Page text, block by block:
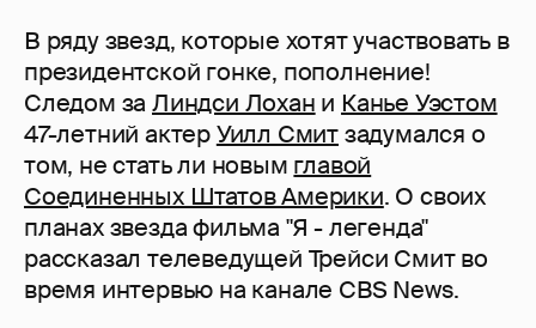
В ряду звезд, которые хотят участвовать в
президентской гонке, пополнение!
Cледом заЛиндси Лохан и Канье Уэстом
47-летний актерУилл Смитзадумался о
том, не стать ли новым главой
Соединенных Штатов Америки. О своих
планах звезда фильма "Я - легенда"
рассказал телеведущей Трейси Смит во
время интервью на канале CBS News.